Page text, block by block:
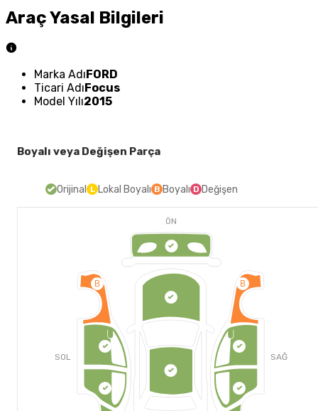
Araç Yasal Bilgileri
Marka AdıFORD
Ticari AdıFocus
Model Yılı2015
Boyalı veya Değişen Parça
Orijinal L Lokal Boyalı B Boyalı D Değişen
ÖN
SOL
B B
SAĞ